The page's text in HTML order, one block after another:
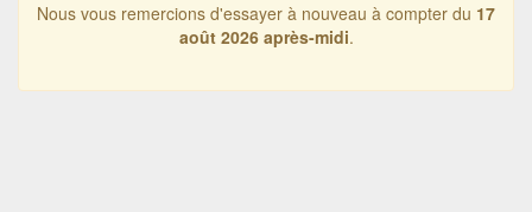
Nous vous remercions d'essayer à nouveau à compter du 17
août 2026 après-midi.